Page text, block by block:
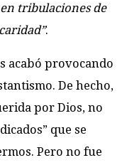
tribulaciones de
.
acabó provocando
De hecho,
por Dios, no
que se
Pero no fue